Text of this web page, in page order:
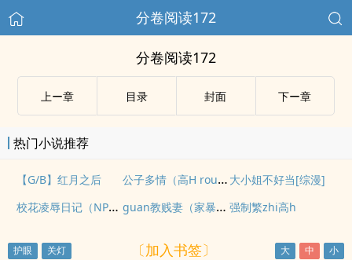
分卷阅读172
分卷阅读172
上ー章 目录 封面 下ー章
热门小说推荐
【G/B】红月之后 公子多情（高H rou文 np） 大小姐不好当[综漫]
校花凌辱日记（NPH 高H SM） guan教贱妻（家暴/高h/重kou/bg/SM） 强制繁zhi高h
〔加入书签〕